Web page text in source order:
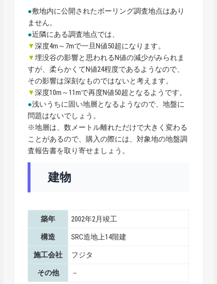
●敷地内に公開されたボーリング調査地点はあり
ません。
●近隣にある調査地点では、
▼深度4m～7mで一旦N値50超になります。
▼埋没谷の影響と思われるN値の減少がみられま
すが、柔らかくてN値24程度であるようなので、
その影響は深刻なものではないと考えます。
▼深度10m～11mで再度N値50超となるようです。
●浅いうちに固い地層となるようなので、地盤に
問題はないでしょう。
※地層は、数メートル離れただけで大きく変わる
ことがあるので、購入の際には、対象地の地盤調
査報告書を取り寄せましょう。
建物
築年 2002年2月竣工
構造 SRC造地上14階建
施工会社 フジタ
その他 －